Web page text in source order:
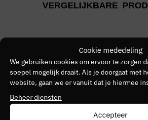
Cookie mededeling
We gebruiken cookies om ervoor te zorgen
soepel mogelijk draait. Als je doorgaat met
website, gaan we er vanuit dat je hiermee
Beheer diensten
Accepteer
Nieuw, Zwart
Kleurnummer
12
Kleurgroep
VERGELIJKBARE